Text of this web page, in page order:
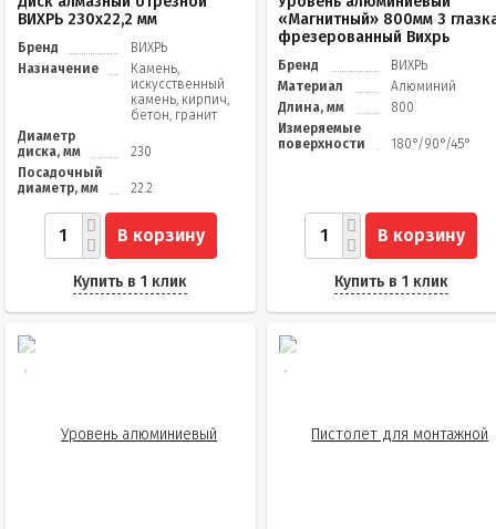
ВИХРЬ 230х22,2 мм
Бренд
ВИХРЬ
Назначение
Камень,
искусственный
камень, кирпич,
бетон, гранит
Диаметр
диска, мм
230
Посадочный
диаметр, мм
22.2
В корзину
Купить в 1 клик
«Магнитный» 800мм 3
фрезерованный Вихрь
Бренд
ВИХРЬ
Материал
Алюминий
Длина, мм
800
Измеряемые
поверхности
180°/90°/45°
В корзину
Купить в 1 клик